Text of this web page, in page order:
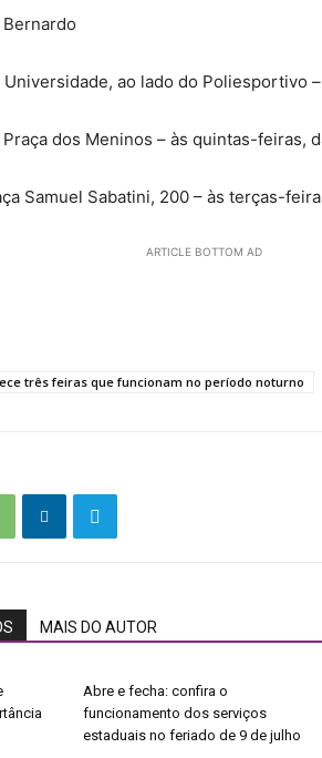
ao lado do Poliesportivo
dos Meninos – às quintas-feiras,
Samuel Sabatini, 200 – às terças-
ARTICLE BOTTOM AD
três feiras que funcionam no período noturno
MAIS DO AUTOR
Abre e fecha: confira o
funcionamento dos serviços
estaduais no feriado de 9 de julho